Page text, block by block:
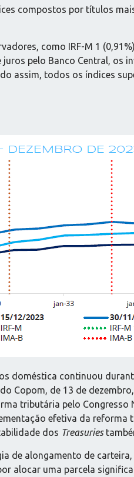
compostos por títulos
como IRF-M 1
pelo Banco Central, os
assim, todos os índices
doméstica continuou
Copom, de 13 de
tributária pelo
efetiva da
dos Treasuries
de alongamento de
alocar uma parcela